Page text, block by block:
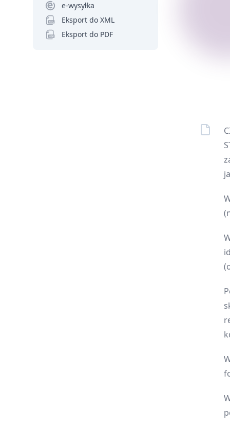
e-wysyłka
Eksport do XML
Eksport do PDF